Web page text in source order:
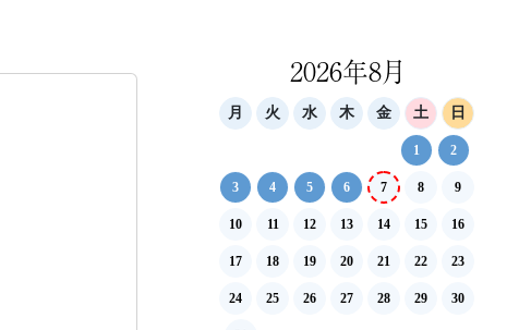
2026年8月
月 火 水 木 金 土 日
1 2
3 4 5 6 7 8 9
10 11 12 13 14 15 16
17 18 19 20 21 22 23
24 25 26 27 28 29 30